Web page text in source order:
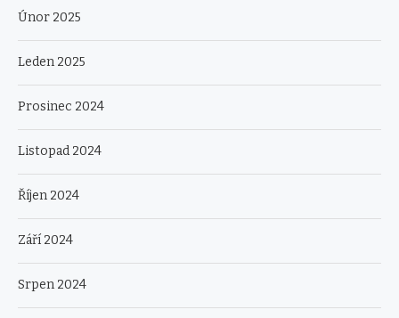
Únor 2025
Leden 2025
Prosinec 2024
Listopad 2024
Říjen 2024
Září 2024
Srpen 2024